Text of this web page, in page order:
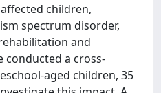
children,
spectrum disorder,
and
conducted a cross-
aged children, 35